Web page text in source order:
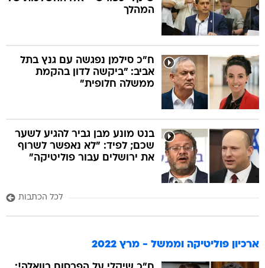
המהלך
ח"כ סילמן נפגשה עם גנץ בתל
אביב: "ביקשה לדון בהקמת
ממשלה חלופית"
בנט מונע מבן גביר להגיע לשער
שכם; לפיד: "לא נאפשר לשרוף
את ירושלים עבור פוליטיקה"
לכל הכתבות
ארכיון פוליטיקה וממשל - מרץ 2022